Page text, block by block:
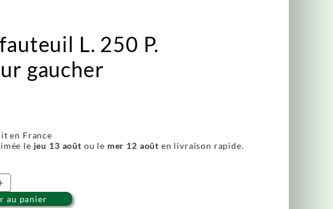
L. 250 P.
gaucher
en France
le jeu 13 août ou le mer 12 août en livraison rapide.
au panier